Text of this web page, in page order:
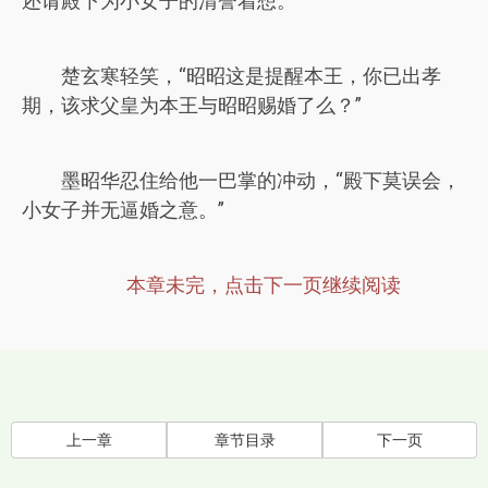
楚玄寒轻笑，“昭昭这是提醒本王，你已出孝
期，该求父皇为本王与昭昭赐婚了么？”
墨昭华忍住给他一巴掌的冲动，“殿下莫误会，
小女子并无逼婚之意。”
本章未完，点击下一页继续阅读
上一章 章节目录 下一页